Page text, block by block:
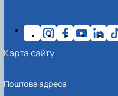
Поштова адреса
Карта сайту